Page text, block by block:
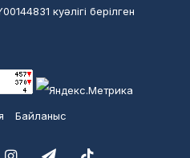
куәлігі берілген
Байланыс